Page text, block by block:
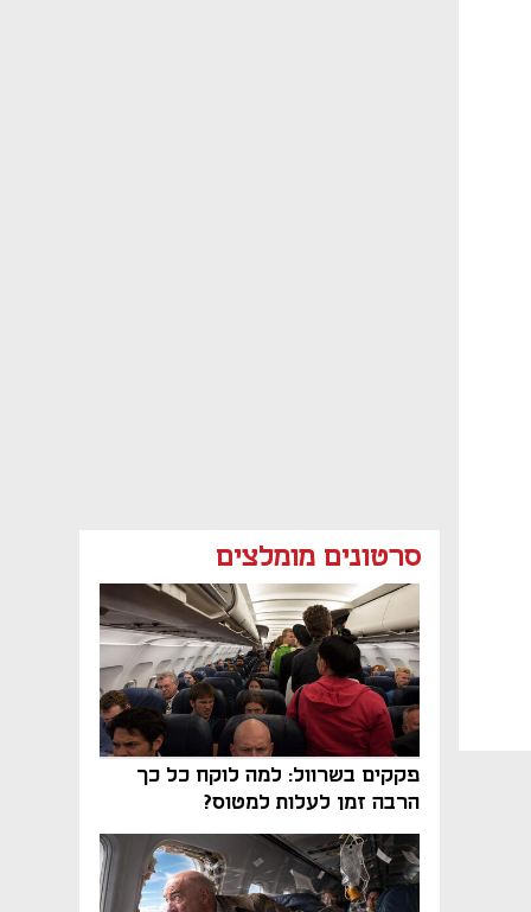
סרטונים מומלצים
פקקים בשרוול: למה לוקח כל כך
הרבה זמן לעלות למטוס?